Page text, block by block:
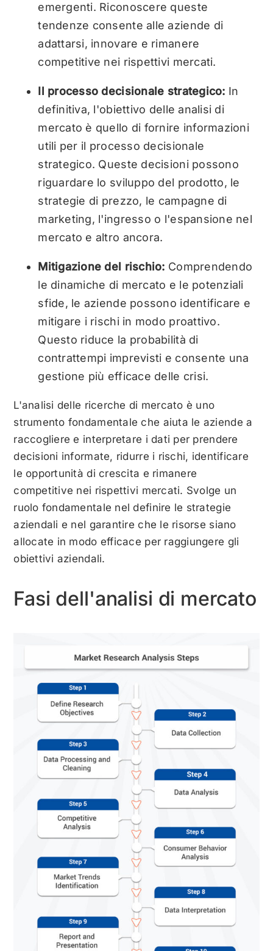
emergenti. Riconoscere queste
tendenze consente alle aziende di
adattarsi, innovare e rimanere
competitive nei rispettivi mercati.
Il processo decisionale strategico: In
definitiva, l'obiettivo delle analisi di
mercato è quello di fornire informazioni
utili per il processo decisionale
strategico. Queste decisioni possono
riguardare lo sviluppo del prodotto, le
strategie di prezzo, le campagne di
marketing, l'ingresso o l'espansione nel
mercato e altro ancora.
Mitigazione del rischio: Comprendendo
le dinamiche di mercato e le potenziali
sfide, le aziende possono identificare e
mitigare i rischi in modo proattivo.
Questo riduce la probabilità di
contrattempi imprevisti e consente una
gestione più efficace delle crisi.
L'analisi delle ricerche di mercato è uno
strumento fondamentale che aiuta le aziende a
raccogliere e interpretare i dati per prendere
decisioni informate, ridurre i rischi, identificare
le opportunità di crescita e rimanere
competitive nei rispettivi mercati. Svolge un
ruolo fondamentale nel definire le strategie
aziendali e nel garantire che le risorse siano
allocate in modo efficace per raggiungere gli
obiettivi aziendali.
Fasi dell'analisi di mercato